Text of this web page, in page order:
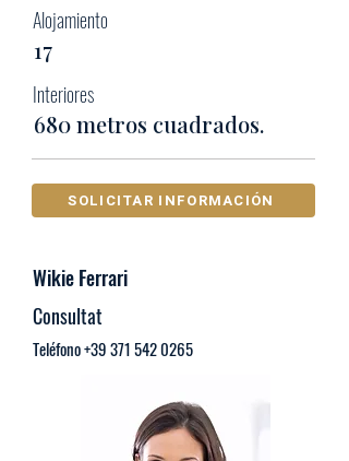
Alojamiento
17
Interiores
680 metros cuadrados.
SOLICITAR INFORMACIÓN
Wikie Ferrari
Consultat
Teléfono+39 371 542 0265